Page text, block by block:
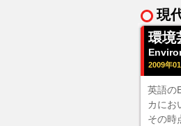
現
環境
2009年
英語の
カにお
その時